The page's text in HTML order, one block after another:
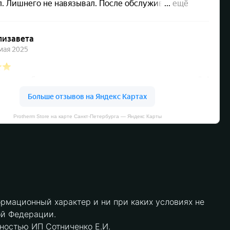
Protherm Store на карте Санкт‑Петербурга — Яндекс Карты
характер и ни при каких условиях не
Федерации.
ИП Сотниченко Е.И.